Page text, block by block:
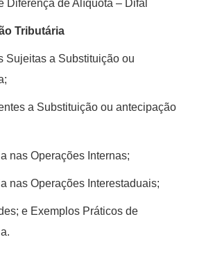
Diferença de Alíquota – Difal
Tributária
Sujeitas a Substituição ou
a Substituição ou antecipação
nas Operações Internas;
nas Operações Interestaduais;
e Exemplos Práticos de